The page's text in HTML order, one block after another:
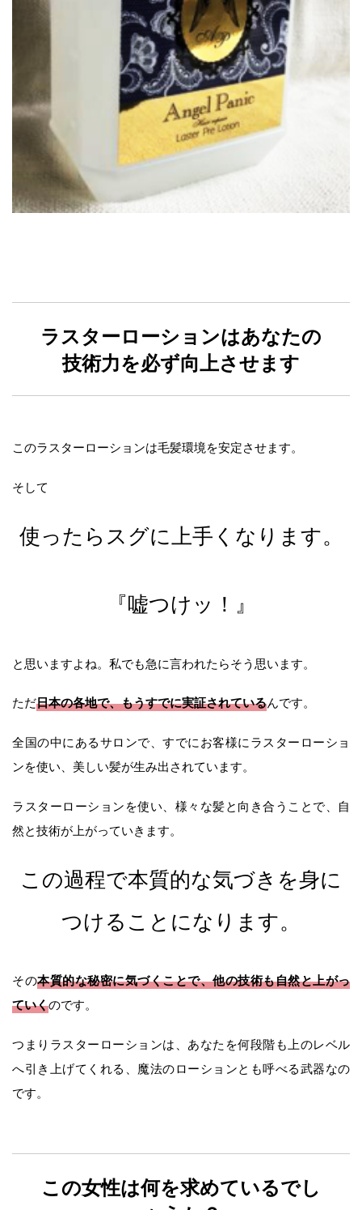
ラスターローションはあなたの
技術力を必ず向上させます
このラスターローションは毛髪環境を安定させます。
そして
使ったらスグに上手くなります。
『嘘つけッ！』
と思いますよね。私でも急に言われたらそう思います。
ただ日本の各地で、もうすでに実証されているんです。
全国の中にあるサロンで、すでにお客様にラスターローショ
ンを使い、美しい髪が生み出されています。
ラスターローションを使い、様々な髪と向き合うことで、自
然と技術が上がっていきます。
この過程で本質的な気づきを身に
つけることになります。
その本質的な秘密に気づくことで、他の技術も自然と上がっ
ていくのです。
つまりラスターローションは、あなたを何段階も上のレベル
へ引き上げてくれる、魔法のローションとも呼べる武器なの
です。
この女性は何を求めているでし